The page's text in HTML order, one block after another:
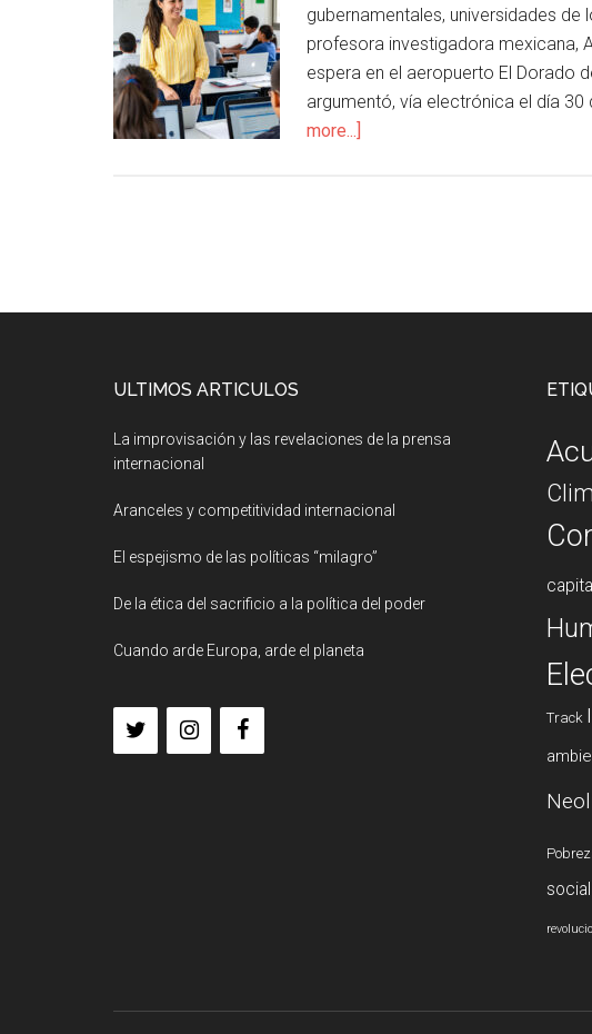
gubernamentales, universidades
profesora investigadora mexicana,
espera en el aeropuerto El Dorado
argumentó, vía electrónica el día
more...]
ULTIMOS ARTICULOS
La improvisación y las revelaciones de la prensa
internacional
Aranceles y competitividad internacional
El espejismo de las políticas “milagro”
De la ética del sacrificio a la política del poder
Cuando arde Europa, arde el planeta
Track
social